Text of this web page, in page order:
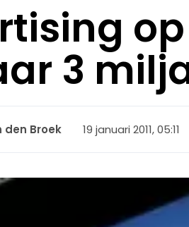
3
den Broek 19 januari 2011, 05:11